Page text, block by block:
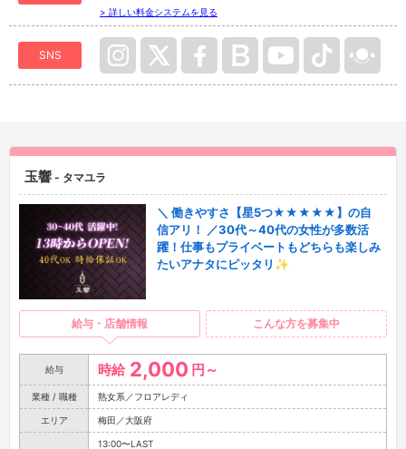
> 詳しい料金システムを見る
SNS
玉響 - タマユラ
＼ 働きやすさ【星5つ★★★★★】の自
信アリ！ ／30代～40代の女性が多数活
躍！仕事もプライベートもどちらも楽しみ
たいアナタにピッタリ✨
給与・店舗情報 こんな方を募集中
給与 時給 2,000 円～
業種 / 職種 熟女系／フロアレディ
エリア 梅田／大阪府
13:00〜LAST